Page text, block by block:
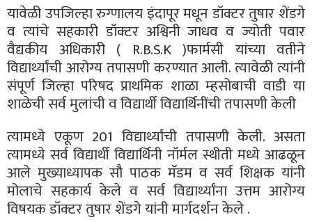
यावेळी उपजिल्हा रुग्णालय इंदापूर मधून डॉक्टर तुषार शेंडगे
व त्यांचे सहकारी डॉक्टर अश्विनी जाधव व ज्योती पवार
वैद्यकीय अधिकारी ( R.B.S.K )फार्मसी यांच्या वतीने
विद्यार्थ्यांची आरोग्य तपासणी करण्यात आली. त्यावेळी त्यांनी
संपूर्ण जिल्हा परिषद प्राथमिक शाळा म्हसोबाची वाडी या
शाळेची सर्व मुलांची व विद्यार्थी विद्यार्थिनींची तपासणी केली
त्यामध्ये एकूण 201 विद्यार्थ्यांची तपासणी केली. असता
त्यामध्ये सर्व विद्यार्थी विद्यार्थिनी नॉर्मल स्थीती मध्ये आढळून
आले मुख्याध्यापक सौ पाठक मॅडम व सर्व शिक्षक यांनी
मोलाचे सहकार्य केले व सर्व विद्यार्थ्यांना उत्तम आरोग्य
विषयक डॉक्टर तुषार शेंडगे यांनी मार्गदर्शन केले .